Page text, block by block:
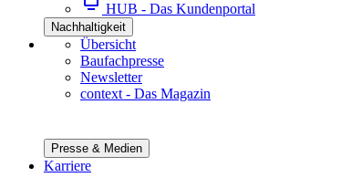
HUB - Das Kundenportal
Nachhaltigkeit
Übersicht
Baufachpresse
Newsletter
context - Das Magazin
Presse & Medien
Karriere